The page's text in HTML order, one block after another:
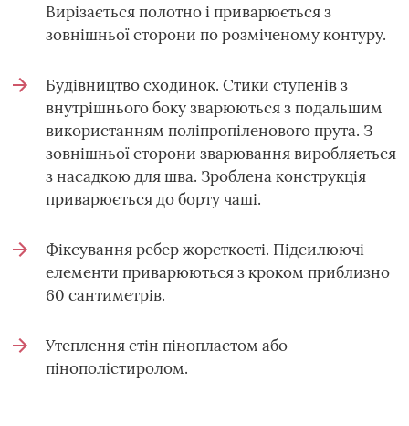
Вирізається полотно і приварюється з
зовнішньої сторони по розміченому контуру.
Будівництво сходинок. Стики ступенів з
внутрішнього боку зварюються з подальшим
використанням поліпропіленового прута. З
зовнішньої сторони зварювання виробляється
з насадкою для шва. Зроблена конструкція
приварюється до борту чаші.
Фіксування ребер жорсткості. Підсилюючі
елементи приварюються з кроком приблизно
60 сантиметрів.
Утеплення стін пінопластом або
пінополістиролом.